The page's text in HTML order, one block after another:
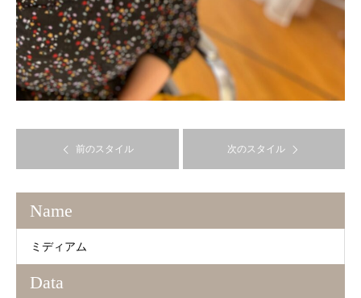
前のスタイル 次のスタイル
Name
ミディアム
Data